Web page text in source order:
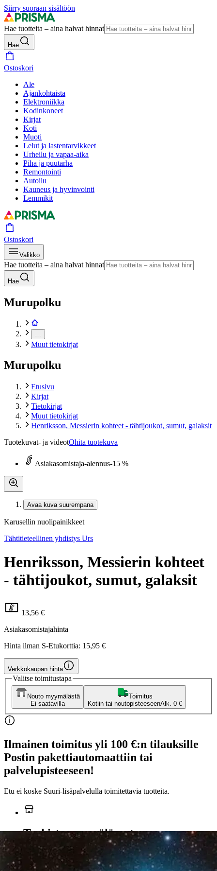
Siirry suoraan sisältöön
Hae tuotteita – aina halvat hinnat
Hae
Ostoskori
Ale
Ajankohtaista
Elektroniikka
Kodinkoneet
Kirjat
Koti
Muoti
Lelut ja lastentarvikkeet
Urheilu ja vapaa-aika
Piha ja puutarha
Remontointi
Autoilu
Kauneus ja hyvinvointi
Lemmikit
Ostoskori
Valikko
Hae tuotteita – aina halvat hinnat
Hae
Murupolku
Muut tietokirjat
Murupolku
Etusivu
Kirjat
Tietokirjat
Muut tietokirjat
Henriksson, Messierin kohteet - tähtijoukot, sumut, galaksit
Tuotekuvat- ja videotOhita tuotekuva
Asiakasomistaja-alennus-15 %
Avaa kuva suurempana
Karusellin nuolipainikkeet
Tähtitieteellinen yhdistys Urs
Henriksson, Messierin kohteet
- tähtijoukot, sumut, galaksit
13,56 €
Asiakasomistajahinta
Hinta ilman S-Etukorttia: 15,95 €
Verkkokaupan hinta
Valitse toimitustapa
Nouto myymälästä
Ei saatavilla
Toimitus
Kotiin tai noutopisteeseenAlk. 0 €
Ilmainen toimitus yli 100 €:n tilauksille
Postin pakettiautomaattiin tai
palvelupisteeseen!
Etu ei koske Suuri‑lisäpalvelulla toimitettavia tuotteita.
Tarkista myymäläsaatavuus